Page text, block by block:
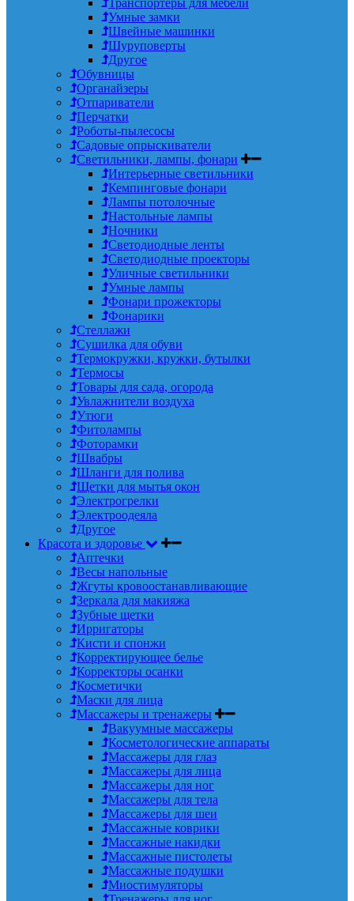
Умные замки
Швейные машинки
Шуруповерты
Другое
Обувницы
Органайзеры
Отпариватели
Перчатки
Роботы-пылесосы
Садовые опрыскиватели
Светильники, лампы, фонари
Интерьерные светильники
Кемпинговые фонари
Лампы потолочные
Настольные лампы
Ночники
Светодиодные ленты
Светодиодные проекторы
Уличные светильники
Умные лампы
Фонари прожекторы
Фонарики
Стеллажи
Сушилка для обуви
Термокружки, кружки, бутылки
Термосы
Товары для сада, огорода
Увлажнители воздуха
Утюги
Фитолампы
Фоторамки
Швабры
Шланги для полива
Щетки для мытья окон
Электрогрелки
Электроодеяла
Другое
Красота и здоровье
Аптечки
Весы напольные
Жгуты кровоостанавливающие
Зеркала для макияжа
Зубные щетки
Ирригаторы
Кисти и спонжи
Корректирующее белье
Корректоры осанки
Косметички
Маски для лица
Массажеры и тренажеры
Вакуумные массажеры
Косметологические аппараты
Массажеры для глаз
Массажеры для лица
Массажеры для ног
Массажеры для тела
Массажеры для шеи
Массажные коврики
Массажные накидки
Массажные пистолеты
Массажные подушки
Миостимуляторы